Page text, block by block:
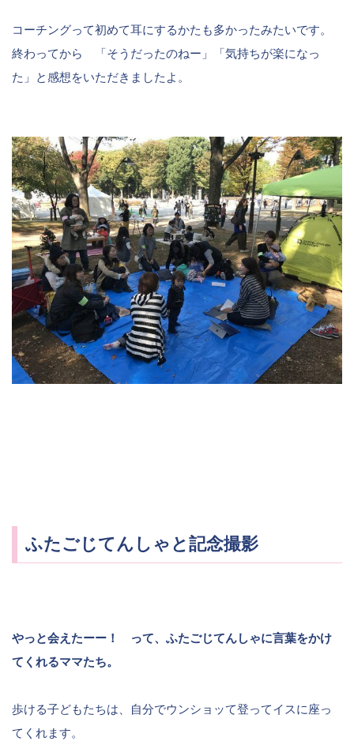
コーチングって初めて耳にするかたも多かったみたいです。
終わってから 「そうだったのねー」「気持ちが楽になっ
た」と感想をいただきましたよ。
ふたごじてんしゃと記念撮影
やっと会えたーー！ って、ふたごじてんしゃに言葉をかけ
てくれるママたち。
歩ける子どもたちは、自分でウンショッて登ってイスに座っ
てくれます。